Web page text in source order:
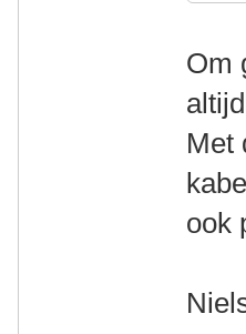
Om
Met
ook